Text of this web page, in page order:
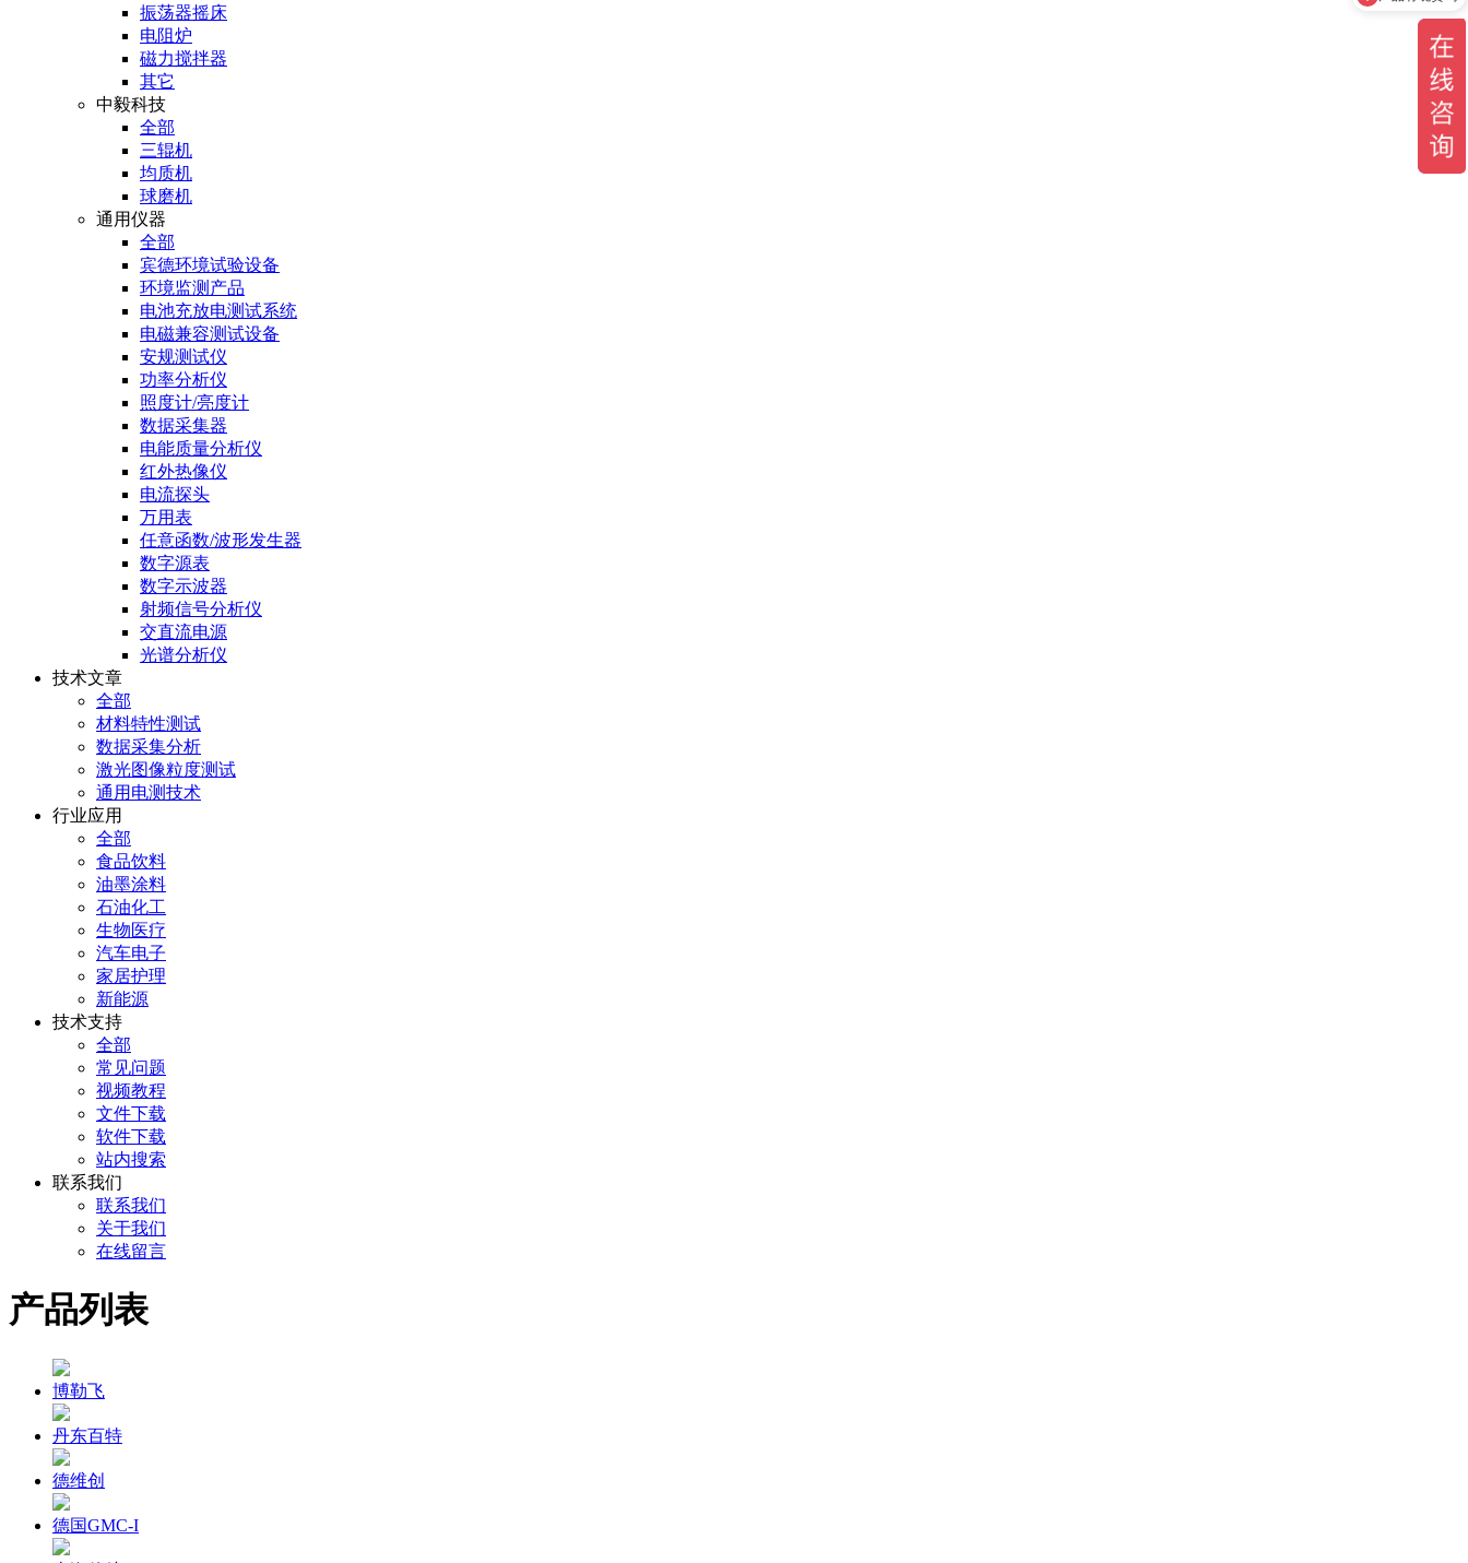
振荡器摇床
电阻炉
磁力搅拌器
其它
中毅科技
全部
三辊机
均质机
球磨机
通用仪器
全部
宾德环境试验设备
环境监测产品
电池充放电测试系统
电磁兼容测试设备
安规测试仪
功率分析仪
照度计/亮度计
数据采集器
电能质量分析仪
红外热像仪
电流探头
万用表
任意函数/波形发生器
数字源表
数字示波器
射频信号分析仪
交直流电源
光谱分析仪
技术文章
全部
材料特性测试
数据采集分析
激光图像粒度测试
通用电测技术
行业应用
全部
食品饮料
油墨涂料
石油化工
生物医疗
汽车电子
家居护理
新能源
技术支持
全部
常见问题
视频教程
文件下载
软件下载
站内搜索
联系我们
联系我们
关于我们
在线留言
产品列表
博勒飞
丹东百特
德维创
德国GMC-I
你们是官方代理吗